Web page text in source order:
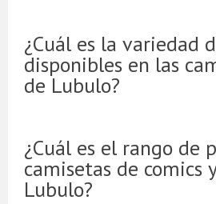
¿Cuál es la variedad
disponibles en las
de Lubulo?
¿Cuál es el rango de
camisetas de comics
Lubulo?